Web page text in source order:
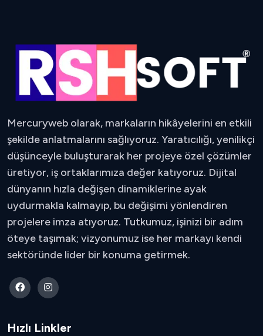
Mercuryweb olarak, markaların hikâyelerini en etkili
şekilde anlatmalarını sağlıyoruz. Yaratıcılığı, yenilikçi
düşünceyle buluşturarak her projeye özel çözümler
üretiyor, iş ortaklarımıza değer katıyoruz. Dijital
dünyanın hızla değişen dinamiklerine ayak
uydurmakla kalmayıp, bu değişimi yönlendiren
projelere imza atıyoruz. Tutkumuz, işinizi bir adım
öteye taşımak; vizyonumuz ise her markayı kendi
sektöründe lider bir konuma getirmek.
Hızlı Linkler